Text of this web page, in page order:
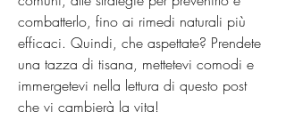
combatterlo, fino ai rimedi naturali più
efficaci. Quindi, che aspettate? Prendete
una tazza di tisana, mettetevi comodi e
immergetevi nella lettura di questo post
che vi cambierà la vita!